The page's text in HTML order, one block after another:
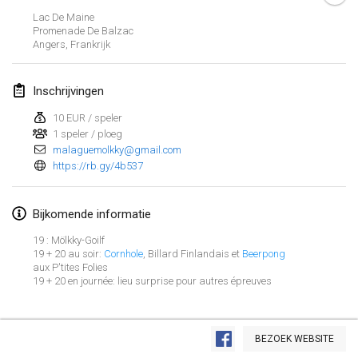
Weergave lijst
Lac De Maine
Promenade De Balzac
Angers Frankrijk
Inschrijvingen
10 EUR / speler
1 speler / ploeg
malaguemolkky@gmail.com
https://rb.gy/4b537
Bijkomende informatie
19 : Mölkky-Goilf
19 + 20 au soir: Cornhole, Billard Finlandais et Beerpong
aux P'tites Folies
19 + 20 en journée: lieu surprise pour autres épreuves
BEZOEK WEBSITE
februari 2023
4 feb. 2023
SingeliDuppeli
4 feb. 2023|Finland
11 feb. 2023|Finland
Indoor de la CASAS
18 feb. 2023